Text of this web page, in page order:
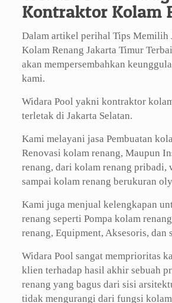
Kontraktor Kolam
Dalam artikel perihal Tips Memilih
Kolam Renang Jakarta Timur
akan mempersembahkan
kami.
Widara Pool yakni kontraktor
terletak di Jakarta Selatan.
Kami melayani jasa Pembuatan
Renovasi kolam renang, Maupun
renang, dari kolam renang pribadi,
sampai kolam renang berukuran
Kami juga menjual kelengkapan
renang seperti Pompa kolam
renang, Equipment, Aksesoris, dan
Widara Pool sangat memprioritas
klien terhadap hasil akhir sebuah
renang yang bagus dari sisi
tidak mengurangi dari fungsi